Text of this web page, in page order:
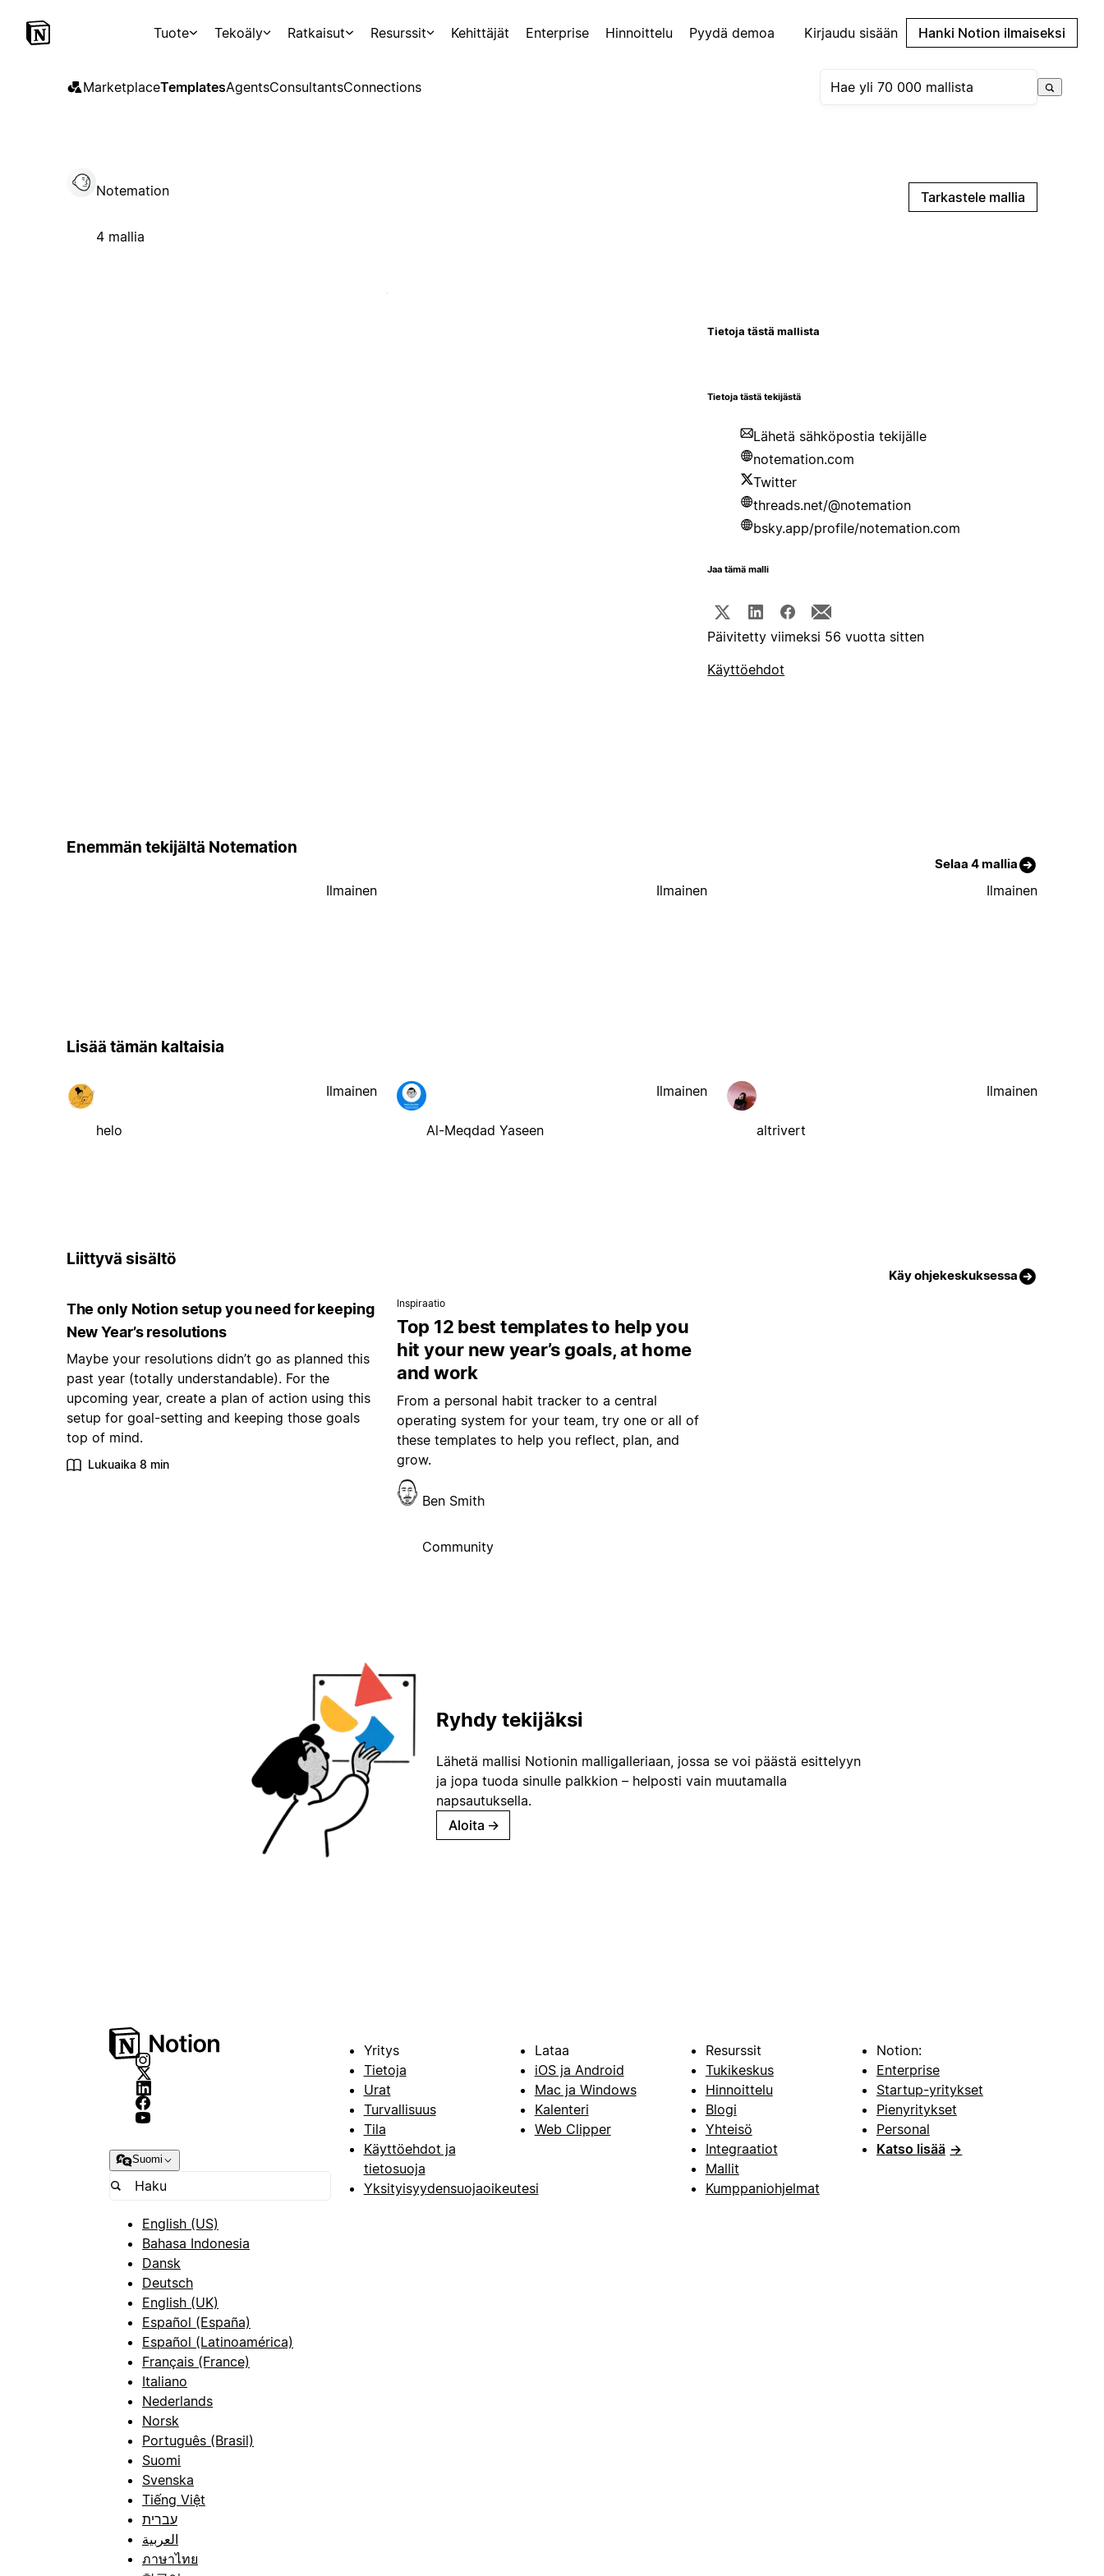
Tuote Tekoäly Ratkaisut Resurssit Kehittäjät Enterprise Hinnoittelu Pyydä demoa Kirjaudu sisään Hanki Notion ilmaiseksi
MarketplaceTemplatesAgentsConsultantsConnections
Notemation
4 mallia
Tarkastele mallia
Tietoja tästä mallista
Tietoja tästä tekijästä
Lähetä sähköpostia tekijälle
notemation.com
Twitter
threads.net/@notemation
bsky.app/profile/notemation.com
Jaa tämä malli
Päivitetty viimeksi 56 vuotta sitten
Käyttöehdot
Enemmän tekijältä Notemation
Selaa 4 mallia
Ilmainen Ilmainen Ilmainen
Lisää tämän kaltaisia
helo
Ilmainen
Al-Meqdad Yaseen
Ilmainen
altrivert
Ilmainen
Liittyvä sisältö
Käy ohjekeskuksessa
The only Notion setup you need for keeping
New Year’s resolutions
Maybe your resolutions didn’t go as planned this
past year (totally understandable). For the
upcoming year, create a plan of action using this
setup for goal-setting and keeping those goals
top of mind.
Lukuaika 8 min
Inspiraatio
Top 12 best templates to help you
hit your new year’s goals, at home
and work
From a personal habit tracker to a central
operating system for your team, try one or all of
these templates to help you reflect, plan, and
grow.
Ben Smith
Community
Ryhdy tekijäksi
Lähetä mallisi Notionin malligalleriaan, jossa se voi päästä esittelyyn
ja jopa tuoda sinulle palkkion – helposti vain muutamalla
napsautuksella.
Aloita →
Suomi
English (US)
Bahasa Indonesia
Dansk
Deutsch
English (UK)
Español (España)
Español (Latinoamérica)
Français (France)
Italiano
Nederlands
Norsk
Português (Brasil)
Suomi
Svenska
Tiếng Việt
עברית
العربية
ภาษาไทย
Yritys
Tietoja
Urat
Turvallisuus
Tila
Käyttöehdot ja
tietosuoja
Yksityisyydensuojaoikeutesi
Lataa
iOS ja Android
Mac ja Windows
Kalenteri
Web Clipper
Resurssit
Tukikeskus
Hinnoittelu
Blogi
Yhteisö
Integraatiot
Mallit
Kumppaniohjelmat
Notion:
Enterprise
Startup-yritykset
Pienyritykset
Personal
Katso lisää →